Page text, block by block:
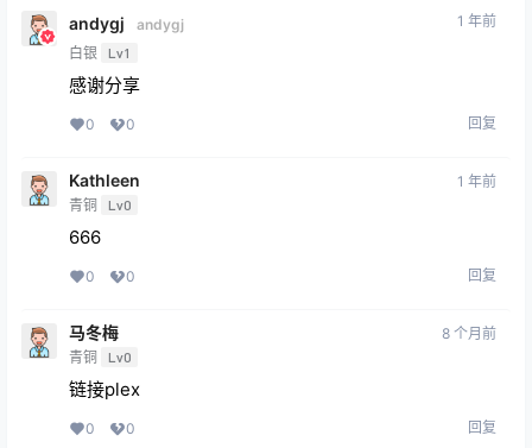
andygj
andygj
白银
Lv1
1 年前
感谢分享
0 0 回复
Kathleen
青铜 Lv0
1 年前
666
0 0 回复
马冬梅
青铜 Lv0
8 个月前
链接plex
0 0 回复